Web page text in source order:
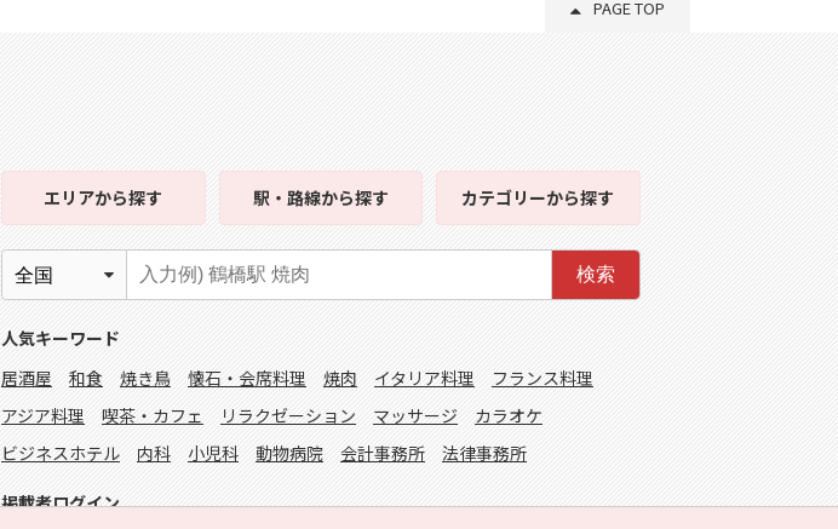
PAGE TOP
エリアから探す 駅・路線から探す カテゴリーから探す
検索
人気キーワード
居酒屋
和食 焼き鳥 懐石・会席料理 焼肉 イタリア料理
フランス料理
アジア料理
喫茶・カフェ リラクゼーション マッサージ
カラオケ
ビジネスホテル
内科 小児科 動物病院 会計事務所 法律事務所
掲載者ログイン